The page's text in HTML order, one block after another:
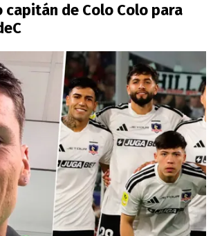
capitán de Colo Colo para